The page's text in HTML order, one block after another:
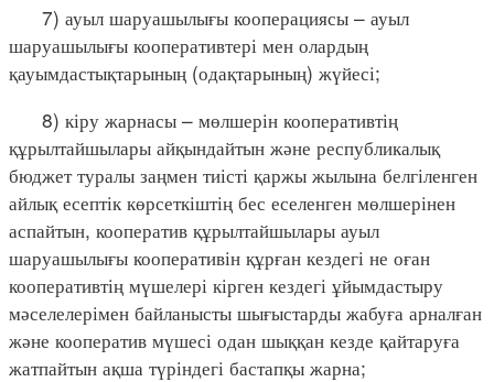
7) ауыл шаруашылығы кооперациясы – ауыл
шаруашылығы кооперативтері мен олардың
қауымдастықтарының (одақтарының) жүйесі;
8) кіру жарнасы – мөлшерін кооперативтің
құрылтайшылары айқындайтын және республикалық
бюджет туралы заңмен тиісті қаржы жылына белгіленген
айлық есептік көрсеткіштің бес еселенген мөлшерінен
аспайтын, кооператив құрылтайшылары ауыл
шаруашылығы кооперативін құрған кездегі не оған
кооперативтің мүшелері кірген кездегі ұйымдастыру
мәселелерімен байланысты шығыстарды жабуға арналған
және кооператив мүшесі одан шыққан кезде қайтаруға
жатпайтын ақша түріндегі бастапқы жарна;